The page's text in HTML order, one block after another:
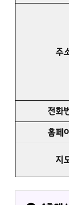
주
전화
홈페
지